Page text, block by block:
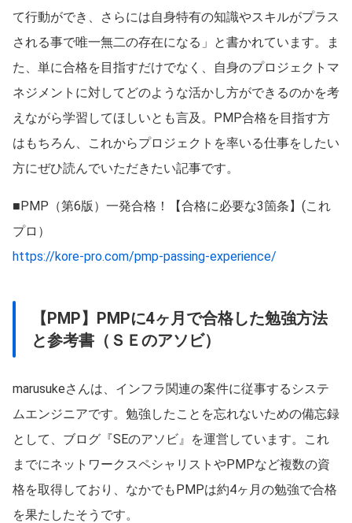
て行動ができ、さらには自身特有の知識やスキルがプラス
される事で唯一無二の存在になる」と書かれています。ま
た、単に合格を目指すだけでなく、自身のプロジェクトマ
ネジメントに対してどのような活かし方ができるのかを考
えながら学習してほしいとも言及。PMP合格を目指す方
はもちろん、これからプロジェクトを率いる仕事をしたい
方にぜひ読んでいただきたい記事です。
■PMP（第6版）一発合格！【合格に必要な3箇条】(これ
プロ）
https://kore-pro.com/pmp-passing-experience/
【PMP】PMPに4ヶ月で合格した勉強方法
と参考書（ＳＥのアソビ）
marusukeさんは、インフラ関連の案件に従事するシステ
ムエンジニアです。勉強したことを忘れないための備忘録
として、ブログ『SEのアソビ』を運営しています。これ
までにネットワークスペシャリストやPMPなど複数の資
格を取得しており、なかでもPMPは約4ヶ月の勉強で合格
を果たしたそうです。